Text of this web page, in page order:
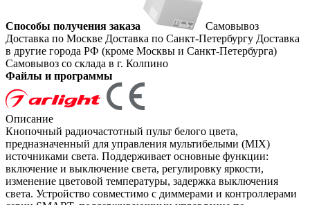
Способы получения заказа
Самовывоз
Доставка по Москве Доставка по Санкт-Петербургу Доставка
в другие города РФ (кроме Москвы и Санкт-Петербурга)
Самовывоз со склада в г. Колпино
Файлы и программы
Описание
Кнопочный радиочастотный пульт белого цвета,
предназначенный для управления мультибелыми (MIX)
источниками света. Поддерживает основные функции:
включение и выключение света, регулировку яркости,
изменение цветовой температуры, задержка выключения
света. Устройство совместимо с диммерами и контроллерами